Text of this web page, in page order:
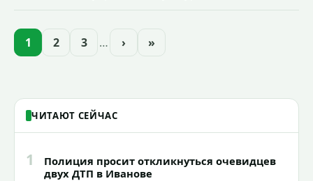
областей (самцу - 6 месяцев, самочке —
1 2 3 … › »
ЧИТАЮТ СЕЙЧАС
1
Полиция просит откликнуться очевидцев
двух ДТП в Иванове